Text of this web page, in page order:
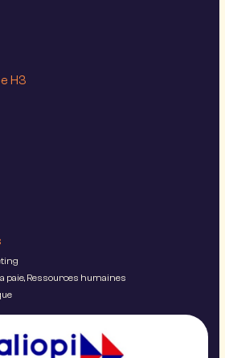
H3
paie, Ressources humaines